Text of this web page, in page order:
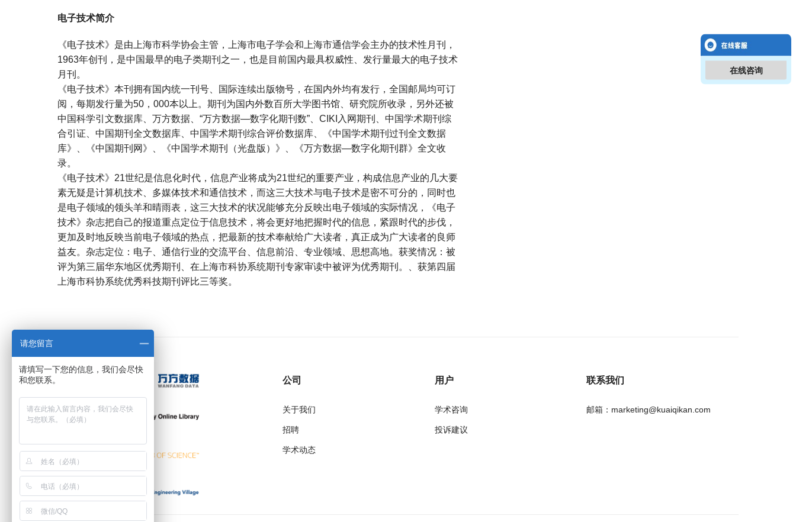
电子技术简介
《电子技术》是由上海市科学协会主管，上海市电子学会和上海市通信学会主办的技术性月刊，
1963年创刊，是中国最早的电子类期刊之一，也是目前国内最具权威性、发行量最大的电子技术
月刊。
《电子技术》本刊拥有国内统一刊号、国际连续出版物号，在国内外均有发行，全国邮局均可订
阅，每期发行量为50，000本以上。期刊为国内外数百所大学图书馆、研究院所收录，另外还被
中国科学引文数据库、万方数据、“万方数据—数字化期刊数”、CIKI入网期刊、中国学术期刊综
合引证、中国期刊全文数据库、中国学术期刊综合评价数据库、《中国学术期刊过刊全文数据
库》、《中国期刊网》、《中国学术期刊（光盘版）》、《万方数据—数字化期刊群》全文收
录。
《电子技术》21世纪是信息化时代，信息产业将成为21世纪的重要产业，构成信息产业的几大要
素无疑是计算机技术、多媒体技术和通信技术，而这三大技术与电子技术是密不可分的，同时也
是电子领域的领头羊和晴雨表，这三大技术的状况能够充分反映出电子领域的实际情况，《电子
技术》杂志把自己的报道重点定位于信息技术，将会更好地把握时代的信息，紧跟时代的步伐，
更加及时地反映当前电子领域的热点，把最新的技术奉献给广大读者，真正成为广大读者的良师
益友。杂志定位：电子、通信行业的交流平台、信息前沿、专业领域、思想高地。获奖情况：被
评为第三届华东地区优秀期刊、在上海市科协系统期刊专家审读中被评为优秀期刊。、获第四届
上海市科协系统优秀科技期刊评比三等奖。
公司
关于我们
招聘
学术动态
用户
学术咨询
投诉建议
联系我们
邮箱：marketing@kuaiqikan.com
在线咨询
请您留言
请填写一下您的信息，我们会尽快
和您联系。